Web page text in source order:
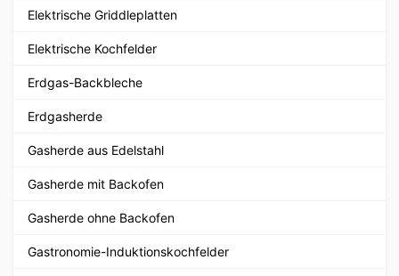
Elektrische Griddleplatten
Elektrische Kochfelder
Erdgas-Backbleche
Erdgasherde
Gasherde aus Edelstahl
Gasherde mit Backofen
Gasherde ohne Backofen
Gastronomie-Induktionskochfelder